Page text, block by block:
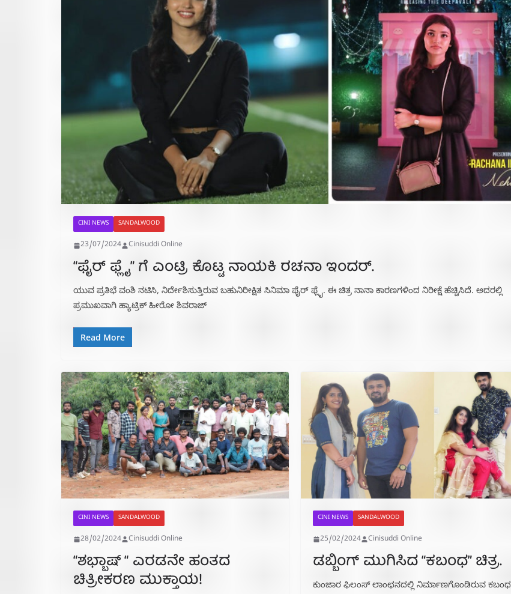
CINI NEWS SANDALWOOD
23/07/2024 Cinisuddi Online
“ಫೈರ್ ಫ್ಲೈ” ಗೆ ಎಂಟ್ರಿ ಕೊಟ್ಟ ನಾಯಕಿ ರಚನಾ ಇಂದರ್.
ಯುವ ಪ್ರತಿಭೆ ವಂಶಿ ನಟಿಸಿ, ನಿರ್ದೇಶಿಸುತ್ತಿರುವ ಬಹುನಿರೀಕ್ಷಿತ ಸಿನಿಮಾ ಫೈರ್ ಫ್ಲೈ. ಈ ಚಿತ್ರ ನಾನಾ ಕಾರಣಗಳಿಂದ ನಿರೀಕ್ಷೆ ಹೆಚ್ಚಿಸಿದೆ. ಅದರಲ್ಲಿ
ಪ್ರಮುಖವಾಗಿ ಹ್ಯಾಟ್ರಿಕ್ ಹೀರೋ ಶಿವರಾಜ್
Read More
CINI NEWS SANDALWOOD
28/02/2024 Cinisuddi Online
“ಶಭ್ಬಾಷ್ “ ಎರಡನೇ ಹಂತದ
ಚಿತ್ರೀಕರಣ ಮುಕ್ತಾಯ!
CINI NEWS SANDALWOOD
25/02/2024 Cinisuddi Online
ಡಬ್ಬಿಂಗ್ ಮುಗಿಸಿದ “ಕಬಂಧ” ಚಿತ್ರ.
ಕುಂಜಾರ ಫಿಲಂಸ್ ಲಾಂಛನದಲ್ಲಿ ನಿರ್ಮಾಣಗೊಂಡಿರುವ ಕಬಂಧ